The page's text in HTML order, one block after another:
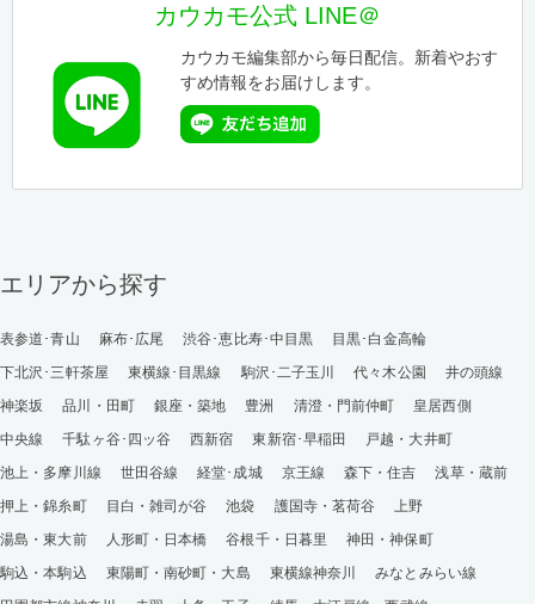
カウカモ公式 LINE＠
カウカモ編集部から毎日配信。新着やおす
すめ情報をお届けします。
エリアから探す
表参道･青山 麻布･広尾 渋谷･恵比寿･中目黒
目黒･白金高輪
下北沢･三軒茶屋
東横線･目黒線 駒沢･二子玉川 代々木公園
井の頭線
神楽坂
品川・田町 銀座・築地 豊洲 清澄・門前仲町
皇居西側
中央線
千駄ヶ谷･四ッ谷 西新宿 東新宿･早稲田
戸越・大井町
池上・多摩川線
世田谷線 経堂･成城 京王線 森下・住吉
浅草・蔵前
押上・錦糸町
目白・雑司が谷 池袋 護国寺・茗荷谷
上野
湯島・東大前
人形町・日本橋 谷根千・日暮里
神田・神保町
駒込・本駒込
東陽町・南砂町・大島 東横線神奈川
みなとみらい線